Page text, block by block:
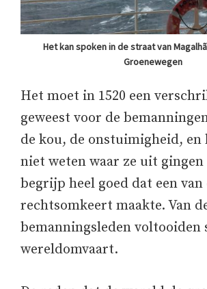
Het kan spoken in de straat van
Groenewegen
Het moet in 1520 een
geweest voor de
de kou, de onstuimigheid,
niet weten waar ze uit
begrijp heel goed dat een van
rechtsomkeert maakte. Van
bemanningsleden voltooiden
wereldomvaart.